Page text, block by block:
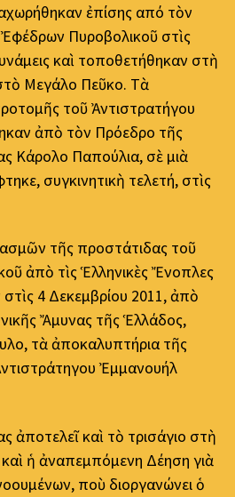
ἐπίσης από τὸν
Πυροβολικοῦ στὶς
καὶ τοποθετήθηκαν στὴ
Μεγάλο Πεῦκο. Τὰ
τοῦ Ἀντιστρατήγου
ἀπὸ τὸν Πρόεδρο τῆς
Κάρολο Παπούλια, σὲ μιὰ
συγκινητικὴ τελετή, στὶς
τῆς προστάτιδας τοῦ
ἀπὸ τὶς Ἑλληνικὲς Ἔνοπλες
4 Δεκεμβρίου 2011, ἀπὸ
Ἄμυνας τῆς Ἑλλάδος,
τὰ ἀποκαλυπτήρια τῆς
Ἐμμανουήλ
ἀποτελεῖ καὶ τὸ τρισάγιο στὴ
ἡ ἀναπεμπόμενη Δέηση γιὰ
ποὺ διοργανώνει ὁ